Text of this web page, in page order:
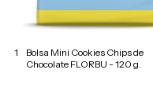
1
Bolsa Mini Cookies Chips de
Chocolate FLORBU - 120 g.